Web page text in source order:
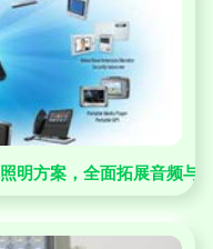
明方案，全面拓展音频与